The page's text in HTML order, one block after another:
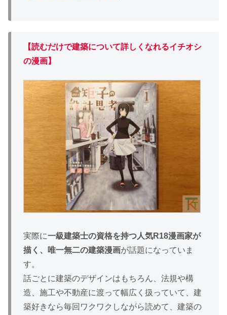
【読むだけで建築について詳しくなれるイチオシ
の漫画】
実際に一級建築士の資格を持つ人気R18漫画家が
描く、唯一無二の建築漫画が話題になっていま
す。
話ごとに建築のデザインはもちろん、法規や構
造、施工や不動産に渡って幅広く扱っていて、建
築好きなら毎回ワクワクしながら読めて、建築の